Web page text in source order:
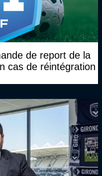
de report de la
cas de réintégration